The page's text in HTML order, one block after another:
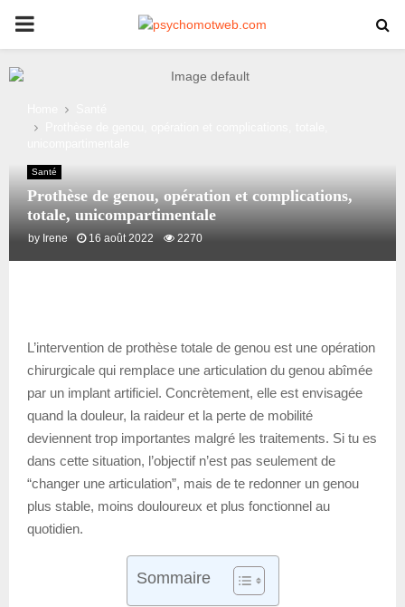
PRIMARY
MENU
Santé
Prothèse de genou, opération et complications,
totale, unicompartimentale
by Irene 16 août 2022 2270
L’intervention de prothèse totale de genou est une opération
chirurgicale qui remplace une articulation du genou abîmée
par un implant artificiel. Concrètement, elle est envisagée
quand la douleur, la raideur et la perte de mobilité
deviennent trop importantes malgré les traitements. Si tu es
dans cette situation, l’objectif n’est pas seulement de
“changer une articulation”, mais de te redonner un genou
plus stable, moins douloureux et plus fonctionnel au
quotidien.
Sommaire